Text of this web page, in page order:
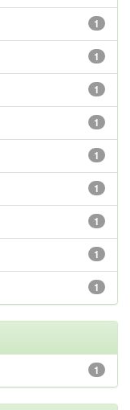
1
1
1
1
1
1
1
1
1
1